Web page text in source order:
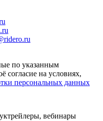
по указанным
согласие на условиях,
персональных данных
вебинары